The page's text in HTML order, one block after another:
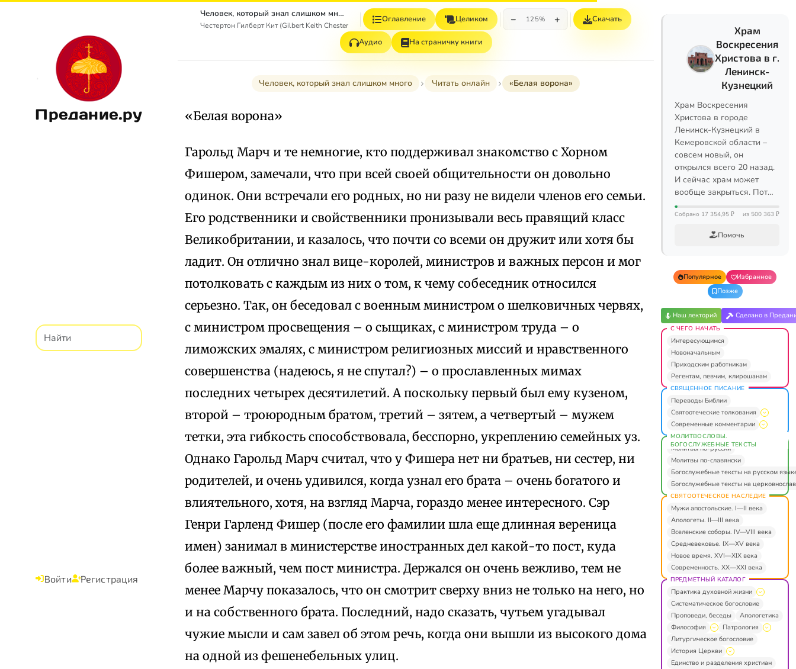
Предание.ру
Войти Регистрация
Человек, который знал слишком много (рассказы)
Честертон Гилберт Кит (Gilbert Keith Chesterton)
Оглавление Целиком − 125% + Скачать
Аудио На страничку книги
Человек, который знал слишком много Читать онлайн «Белая ворона»
«Белая ворона»
Гарольд Марч и те немногие, кто поддерживал знакомство с Хорном
Фишером, замечали, что при всей своей общительности он довольно
одинок. Они встречали его родных, но ни разу не видели членов его семьи.
Его родственники и свойственники пронизывали весь правящий класс
Великобритании, и казалось, что почти со всеми он дружит или хотя бы
ладит. Он отлично знал вице-королей, министров и важных персон и мог
потолковать с каждым из них о том, к чему собеседник относился
серьезно. Так, он беседовал с военным министром о шелковичных червях,
с министром просвещения – о сыщиках, с министром труда – о
лиможских эмалях, с министром религиозных миссий и нравственного
совершенства (надеюсь, я не спутал?) – о прославленных мимах
последних четырех десятилетий. А поскольку первый был ему кузеном,
второй – троюродным братом, третий – зятем, а четвертый – мужем
тетки, эта гибкость способствовала, бесспорно, укреплению семейных уз.
Однако Гарольд Марч считал, что у Фишера нет ни братьев, ни сестер, ни
родителей, и очень удивился, когда узнал его брата – очень богатого и
влиятельного, хотя, на взгляд Марча, гораздо менее интересного. Сэр
Генри Гарленд Фишер (после его фамилии шла еще длинная вереница
имен) занимал в министерстве иностранных дел какой-то пост, куда
более важный, чем пост министра. Держался он очень вежливо, тем не
менее Марчу показалось, что он смотрит сверху вниз не только на него, но
и на собственного брата. Последний, надо сказать, чутьем угадывал
чужие мысли и сам завел об этом речь, когда они вышли из высокого дома
на одной из фешенебельных улиц.
Храм
Воскресения
Христова в г.
Ленинск-
Кузнецкий
Храм Воскресения
Христова в городе
Ленинск-Кузнецкий в
Кемеровской области –
совсем новый, он
открылся всего 20 назад.
И сейчас храм может
вообще закрыться. Пот…
Собрано 17 354,95 ₽ из 500 363 ₽
Помочь
Популярное
Избранное
Позже
Наш лекторий Сделано в
С ЧЕГО НАЧАТЬ
Интересующимся
Новоначальным
Приходским работникам
Регентам, певчим, клирошанам
СВЯЩЕННОЕ ПИСАНИЕ
Переводы Библии
Святоотеческие толкования
Современные комментарии
МОЛИТВОСЛОВЫ.
БОГОСЛУЖЕБНЫЕ ТЕКСТЫ
Молитвы по-русски
Молитвы по-славянски
Богослужебные тексты на русском
Богослужебные тексты на
СВЯТООТЕЧЕСКОЕ НАСЛЕДИЕ
Мужи апостольские. I—II века
Апологеты. II—III века
Вселенские соборы. IV—VIII века
Средневековье. IX—XV века
Новое время. XVI—XIX века
Современность. XX—XXI века
ПРЕДМЕТНЫЙ КАТАЛОГ
Практика духовной жизни
Систематическое богословие
Проповеди, беседы
Апологетика
Философия
Патрология
Литургическое богословие
История Церкви
Единство и разделения христиан